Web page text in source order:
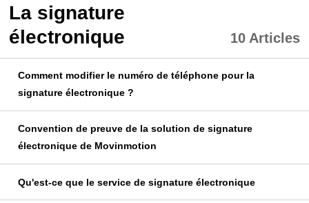
La signature
électronique
10 Articles
Comment modifier le numéro de téléphone pour la
signature électronique ?
Convention de preuve de la solution de signature
électronique de Movinmotion
Qu'est-ce que le service de signature électronique